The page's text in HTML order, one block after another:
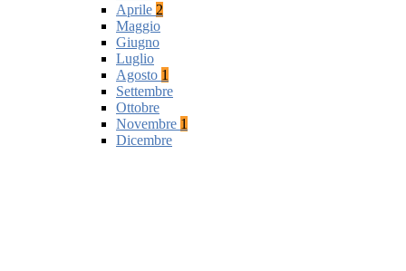
Aprile 2
Maggio
Giugno
Luglio
Agosto 1
Settembre
Ottobre
Novembre 1
Dicembre